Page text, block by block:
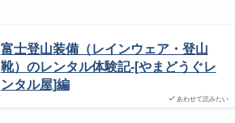
あわせて読みたい
富士登山装備（レインウェア・登山
靴）のレンタル体験記-[やまどうぐレ
ンタル屋]編